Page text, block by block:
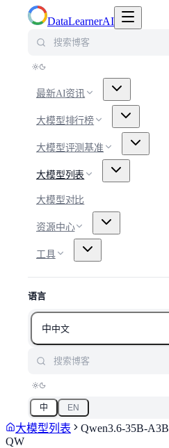
DataLearnerAI
最新AI资讯
大模型排行榜
大模型评测基准
大模型列表
大模型对比
资源中心
工具
语言
中中文
中 EN
大模型列表
Qwen3.6-35B-A3B
QW